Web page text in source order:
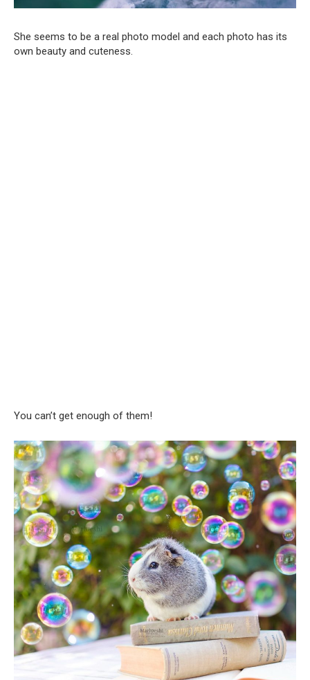
She seems to be a real photo model and each photo has its
own beauty and cuteness.
You can’t get enough of them!